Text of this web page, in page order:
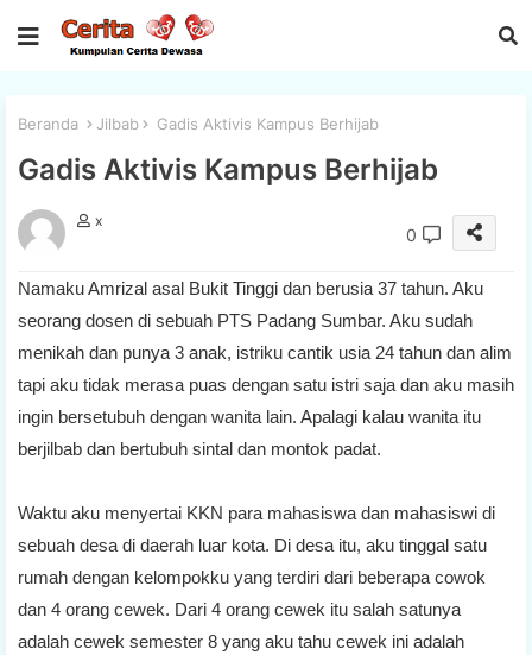
Beranda Jilbab Gadis Aktivis Kampus Berhijab
Gadis Aktivis Kampus Berhijab
x
0
Namaku Amrizal asal Bukit Tinggi dan berusia 37 tahun. Aku
seorang dosen di sebuah PTS Padang Sumbar. Aku sudah
menikah dan punya 3 anak, istriku cantik usia 24 tahun dan alim
tapi aku tidak merasa puas dengan satu istri saja dan aku masih
ingin bersetubuh dengan wanita lain. Apalagi kalau wanita itu
berjilbab dan bertubuh sintal dan montok padat.
Waktu aku menyertai KKN para mahasiswa dan mahasiswi di
sebuah desa di daerah luar kota. Di desa itu, aku tinggal satu
rumah dengan kelompokku yang terdiri dari beberapa cowok
dan 4 orang cewek. Dari 4 orang cewek itu salah satunya
adalah cewek semester 8 yang aku tahu cewek ini adalah